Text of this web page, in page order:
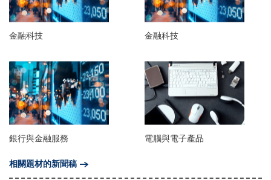
金融科技 金融科技
銀行與金融服務
電腦與電子產品
相關題材的新聞稿